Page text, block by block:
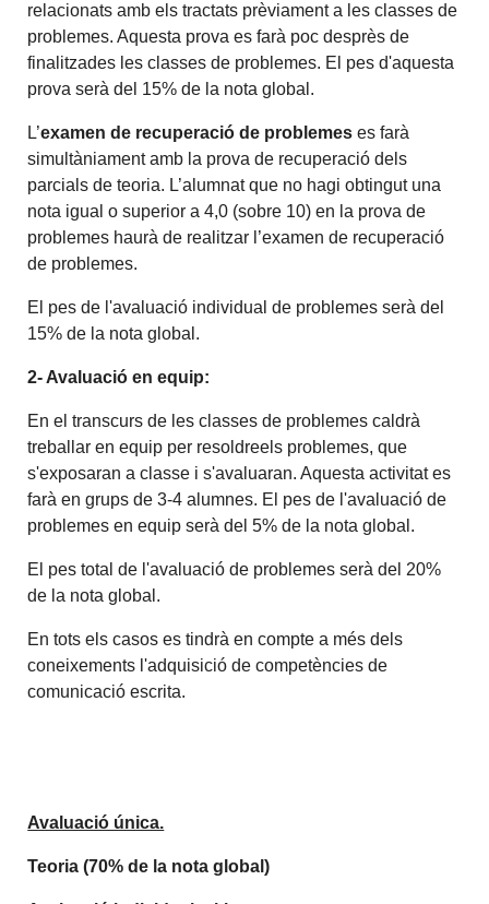
relacionats amb els tractats prèviament a les classes de
problemes. Aquesta prova es farà poc desprès de
finalitzades les classes de problemes. El pes d'aquesta
prova serà del 15% de la nota global.
L’examen de recuperació de problemes es farà
simultàniament amb la prova de recuperació dels
parcials de teoria. L’alumnat que no hagi obtingut una
nota igual o superior a 4,0 (sobre 10) en la prova de
problemes haurà de realitzar l’examen de recuperació
de problemes.
El pes de l'avaluació individual de problemes serà del
15% de la nota global.
2- Avaluació en equip:
En el transcurs de les classes de problemes caldrà
treballar en equip per resoldreels problemes, que
s'exposaran a classe i s'avaluaran. Aquesta activitat es
farà en grups de 3-4 alumnes. El pes de l'avaluació de
problemes en equip serà del 5% de la nota global.
El pes total de l'avaluació de problemes serà del 20%
de la nota global.
En tots els casos es tindrà en compte a més dels
coneixements l'adquisició de competències de
comunicació escrita.
Avaluació única.
Teoria (70% de la nota global)